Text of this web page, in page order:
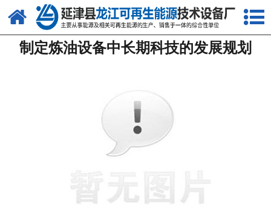
网站首页
关于我们
资质荣誉
制定炼油设备中长期科技的发展规划